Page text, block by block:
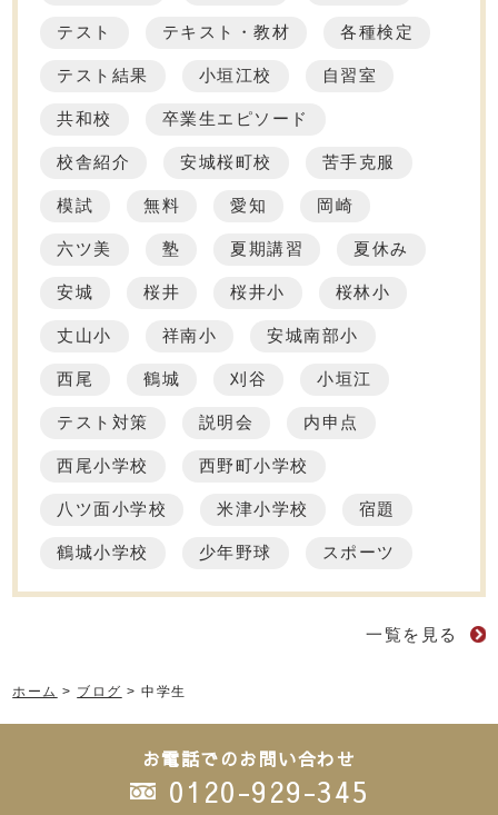
テスト テキスト・教材 各種検定
テスト結果 小垣江校 自習室
共和校 卒業生エピソード
校舎紹介 安城桜町校 苦手克服
模試 無料 愛知 岡崎
六ツ美 塾 夏期講習 夏休み
安城 桜井 桜井小 桜林小
丈山小 祥南小 安城南部小
西尾 鶴城 刈谷 小垣江
テスト対策 説明会 内申点
西尾小学校 西野町小学校
八ツ面小学校 米津小学校 宿題
鶴城小学校 少年野球 スポーツ
一覧を見る
ホーム > ブログ >中学生
お電話でのお問い合わせ
0120-929-345